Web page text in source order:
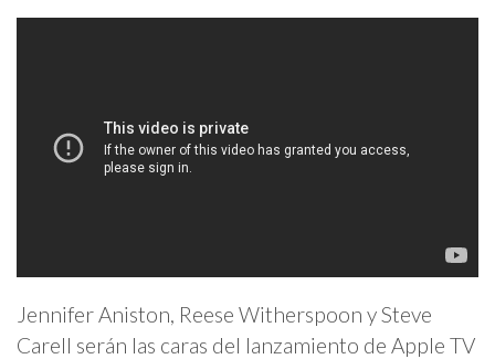
Jennifer Aniston, Reese Witherspoon y Steve
Carell serán las caras del lanzamiento de Apple TV